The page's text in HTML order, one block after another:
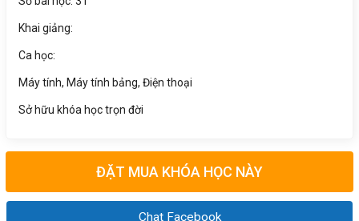
Khai giảng:
Ca học:
Máy tính, Máy tính bảng, Điện thoại
Sở hữu khóa học trọn đời
ĐẶT MUA KHÓA HỌC NÀY
Chat Facebook